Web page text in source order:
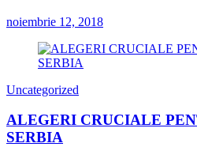
noiembrie 12, 2018
Uncategorized
ALEGERI CRUCIALE
SERBIA